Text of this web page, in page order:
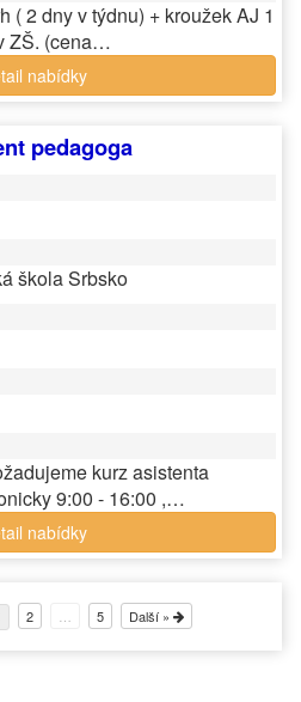
( 2 dny v týdnu) + kroužek AJ 1
ZŠ. (cena…
nabídky
pedagoga
škola Srbsko
kurz asistenta
9:00 - 16:00 ,…
nabídky
2 5 Další »